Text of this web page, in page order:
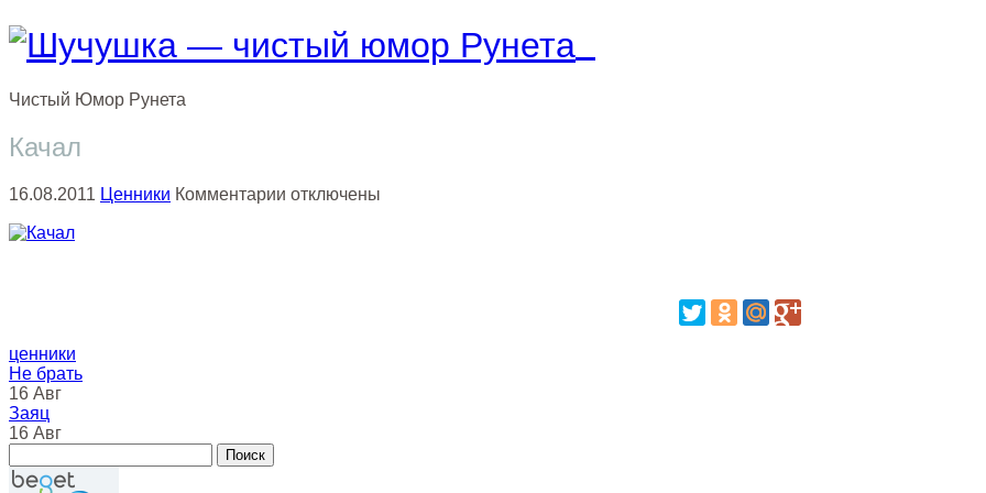
Чистый Юмор Рунета
Качал
16.08.2011 Ценники Комментарии котключены
ценники
Не брать
16 Авг
Заяц
16 Авг